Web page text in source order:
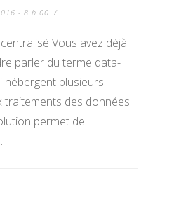
- 8 h 00 /
Vous avez déjà
parler du terme data-
hébergent plusieurs
des données
permet de